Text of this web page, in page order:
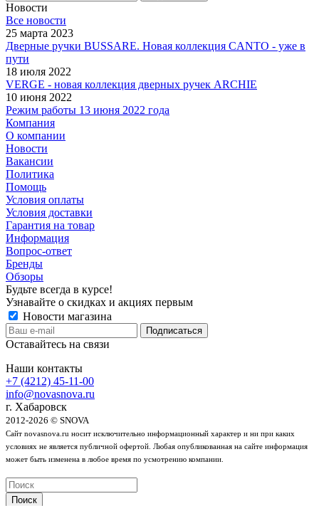
Новости
Все новости
25 марта 2023
Дверные ручки BUSSARE. Новая коллекция CANTO - уже в
пути
18 июля 2022
VERGE - новая коллекция дверных ручек ARCHIE
10 июня 2022
Режим работы 13 июня 2022 года
Компания
О компании
Новости
Вакансии
Политика
Помощь
Условия оплаты
Условия доставки
Гарантия на товар
Информация
Вопрос-ответ
Бренды
Обзоры
Будьте всегда в курсе!
Узнавайте о скидках и акциях первым
Новости магазина
Оставайтесь на связи
Наши контакты
+7 (4212) 45-11-00
info@novasnova.ru
г. Хабаровск
2012-2026 © SNOVA
Сайт novasnova.ru носит исключительно информационный характер и ни при каких
условиях не является публичной офертой. Любая опубликованная на сайте информация
может быть изменена в любое время по усмотрению компании.
Поиск